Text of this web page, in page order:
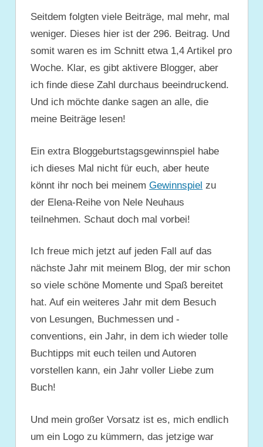
Seitdem folgten viele Beiträge, mal mehr, mal
weniger. Dieses hier ist der 296. Beitrag. Und
somit waren es im Schnitt etwa 1,4 Artikel pro
Woche. Klar, es gibt aktivere Blogger, aber
ich finde diese Zahl durchaus beeindruckend.
Und ich möchte danke sagen an alle, die
meine Beiträge lesen!
Ein extra Bloggeburtstagsgewinnspiel habe
ich dieses Mal nicht für euch, aber heute
könnt ihr noch bei meinem Gewinnspiel zu
der Elena-Reihe von Nele Neuhaus
teilnehmen. Schaut doch mal vorbei!
Ich freue mich jetzt auf jeden Fall auf das
nächste Jahr mit meinem Blog, der mir schon
so viele schöne Momente und Spaß bereitet
hat. Auf ein weiteres Jahr mit dem Besuch
von Lesungen, Buchmessen und -
conventions, ein Jahr, in dem ich wieder tolle
Buchtipps mit euch teilen und Autoren
vorstellen kann, ein Jahr voller Liebe zum
Buch!
Und mein großer Vorsatz ist es, mich endlich
um ein Logo zu kümmern, das jetzige war